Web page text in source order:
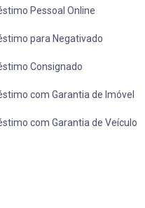
Pessoal Online
para Negativado
Consignado
com Garantia de Imóvel
com Garantia de Veículo